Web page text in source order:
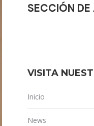
SECCIÓN
VISITA
Inicio
News